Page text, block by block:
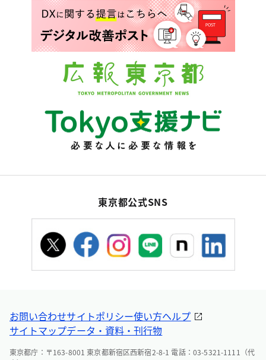
東京都公式SNS
お問い合わせサイトポリシー使い方ヘルプ
サイトマップデータ・資料・刊行物
東京都庁：〒163-8001 東京都新宿区西新宿2-8-1 電話：03-5321-1111（代